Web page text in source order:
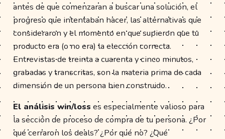
antes de que comenzaran a buscar una solución, el
progreso que intentaban hacer, las alternativas que
consideraron y el momento en que supieron que tu
producto era (o no era) la elección correcta.
Entrevistas de treinta a cuarenta y cinco minutos,
grabadas y transcritas, son la materia prima de cada
dimensión de un persona bien construido.
El análisis win/loss es especialmente valioso para
la sección de proceso de compra de tu persona. ¿Por
qué cerraron los deals? ¿Por qué no? ¿Qué